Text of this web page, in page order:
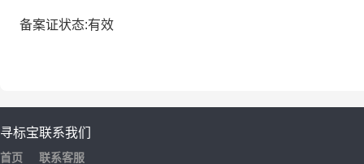
备案证状态:有效
寻标宝
首页
联系我们
联系客服